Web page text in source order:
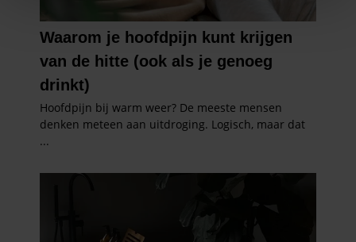
We gebruiken cookies om content en advertenties te
en om ons websiteverkeer te analyseren. Ook delen we
informatie over uw gebruik van onze site met onze
partners voor social media, adverteren en analyse. Deze
partners kunnen deze gegevens combineren met andere
informatie die u aan ze heeft verstrekt of die ze hebben
verzameld op basis van uw gebruik van hun services. U